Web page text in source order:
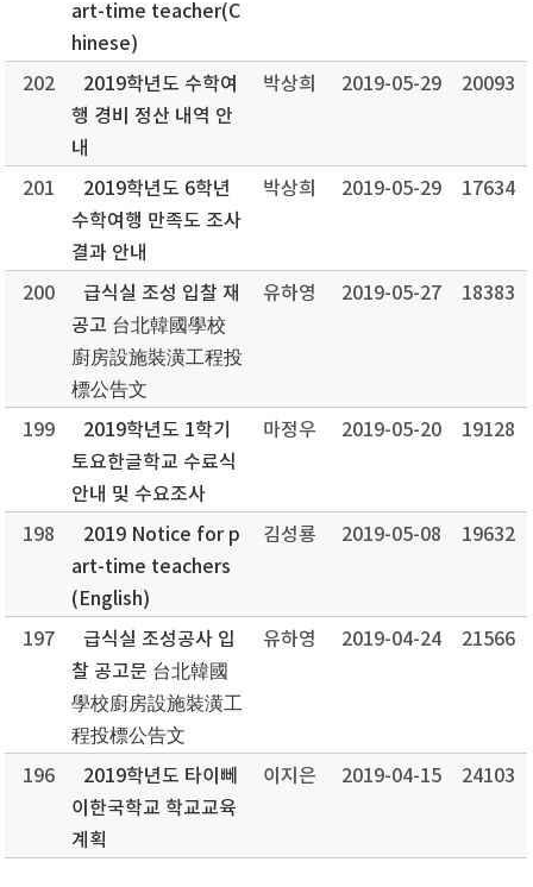
art-time teacher(C
hinese)
202
2019학년도 수학여
행 경비 정산 내역 안
내
박상희 2019-05-29 20093
201
2019학년도 6학년
수학여행 만족도 조사
결과 안내
박상희 2019-05-29 17634
200
급식실 조성 입찰 재
공고 台北韓國學校
廚房設施裝潢工程投
標公告文
유하영 2019-05-27 18383
199
2019학년도 1학기
토요한글학교 수료식
안내 및 수요조사
마정우 2019-05-20 19128
198
2019 Notice for p
art-time teachers
(English)
김성룡 2019-05-08 19632
197
급식실 조성공사 입
찰 공고문 台北韓國
學校廚房設施裝潢工
程投標公告文
유하영 2019-04-24 21566
196
2019학년도 타이뻬
이한국학교 학교교육
계획
이지은 2019-04-15 24103